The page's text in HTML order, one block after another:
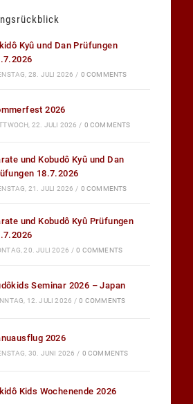
Kyû und Dan Prüfungen
28. JULI 2026 / 0 COMMENTS
2026
22. JULI 2026 / 0 COMMENTS
und Kobudô Kyû und Dan
18.7.2026
21. JULI 2026 / 0 COMMENTS
und Kobudô Kyû Prüfungen
20. JULI 2026 / 0 COMMENTS
Seminar 2026 – Japan
12. JULI 2026 / 0 COMMENTS
2026
30. JUNI 2026 / 0 COMMENTS
Kids Wochenende 2026